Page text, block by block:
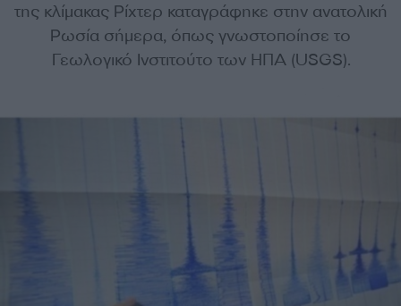
της κλίμακας Ρίχτερ καταγράφηκε στην ανατολική
Ρωσία σήμερα, όπως γνωστοποίησε το
Γεωλογικό Ινστιτούτο των ΗΠΑ (USGS).